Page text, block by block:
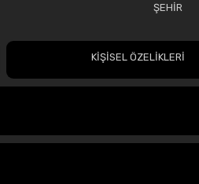
ŞEHİR
KİŞİSEL ÖZELİKLERİ